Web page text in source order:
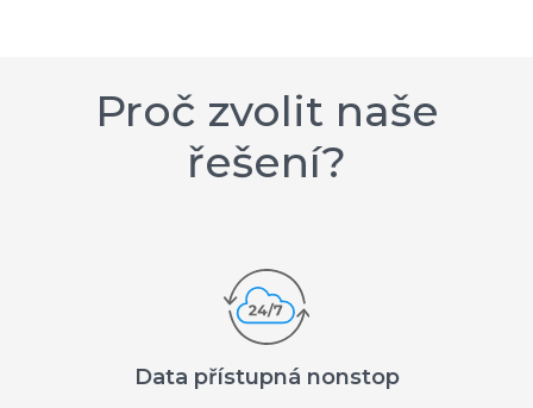
Proč zvolit naše
řešení?
Data přístupná nonstop